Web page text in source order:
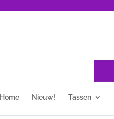
Home Nieuw! Tassen